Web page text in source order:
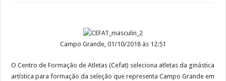
Campo Grande, 01/10/2018 às 12:51
O Centro de Formação de Atletas (Cefat) seleciona atletas da ginástica
artística para formação da seleção que representa Campo Grande em